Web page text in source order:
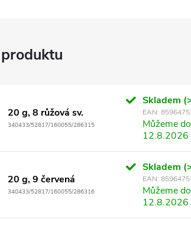
20 g, 8 růžová sv.
340433/52817/160055/286315
Skladem
EAN:
Můžeme
12.8.2026
20 g, 9 červená
340433/52817/160055/286316
Skladem
EAN:
Můžeme
12.8.2026